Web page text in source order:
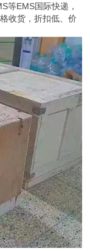
等EMS国际快递，
收货，折扣低、价